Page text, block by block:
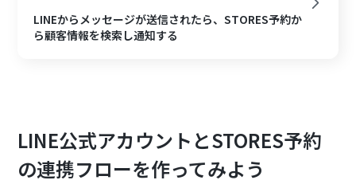
LINEからメッセージが送信されたら、STORES予約か
ら顧客情報を検索し通知する
LINE公式アカウントとSTORES予約
の連携フローを作ってみよう